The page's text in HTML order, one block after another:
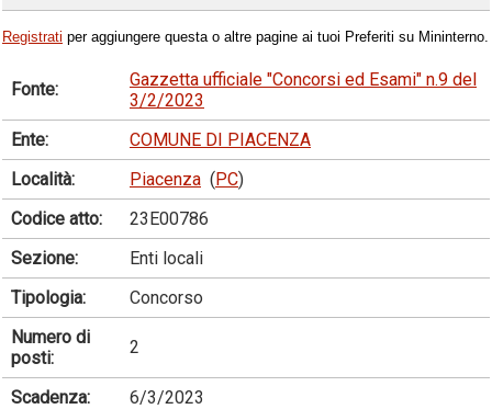
Registrati per aggiungere questa o altre pagine ai tuoi Preferiti su Mininterno.
Fonte:
Gazzetta ufficiale "Concorsi ed Esami" n.9 del
3/2/2023
Ente:
COMUNE DI PIACENZA
Località:
Piacenza (PC)
Codice atto:
23E00786
Sezione:
Enti locali
Tipologia:
Concorso
Numero di
posti:
2
Scadenza: 6/3/2023